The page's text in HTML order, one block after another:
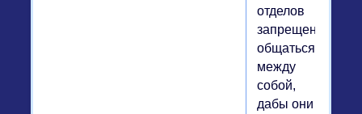
отделов
запрещено
общаться
между
собой,
дабы они